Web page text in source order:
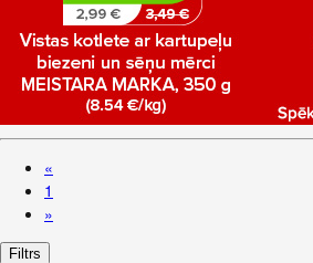
«
1
»
Filtrs